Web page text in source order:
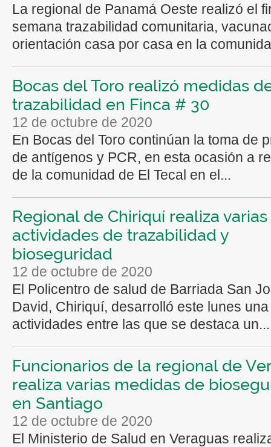
La regional de Panamá Oeste realizó el
semana trazabilidad comunitaria,
orientación casa por casa en la
Bocas del Toro realizó medidas
trazabilidad en Finca # 30
12 de octubre de 2020
En Bocas del Toro continúan la toma de
de antígenos y PCR, en esta ocasión a
de la comunidad de El Tecal en el...
Regional de Chiriquí realiza varias
actividades de trazabilidad y
bioseguridad
12 de octubre de 2020
El Policentro de salud de Barriada San
David, Chiriquí, desarrolló este lunes
actividades entre las que se destaca un...
Funcionarios de la regional de
realiza varias medidas de
en Santiago
12 de octubre de 2020
El Ministerio de Salud en Veraguas